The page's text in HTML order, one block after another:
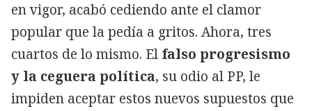
en vigor, acabó cediendo ante el clamor
popular que la pedía a gritos. Ahora, tres
cuartos de lo mismo. El falso progresismo
y la ceguera política, su odio al PP, le
impiden aceptar estos nuevos supuestos que